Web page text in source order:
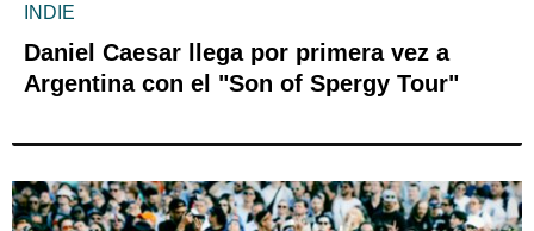
INDIE
Daniel Caesar llega por primera vez a
Argentina con el "Son of Spergy Tour"